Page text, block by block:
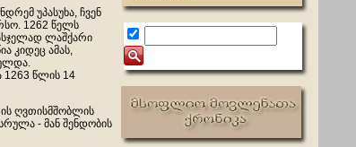
უპასუხა, ჩვენ
1262 წელს
ლაშქარი
კიდეც ამას,
1263 წლის 14
ღვთისმშობლის
- მან შენდობის